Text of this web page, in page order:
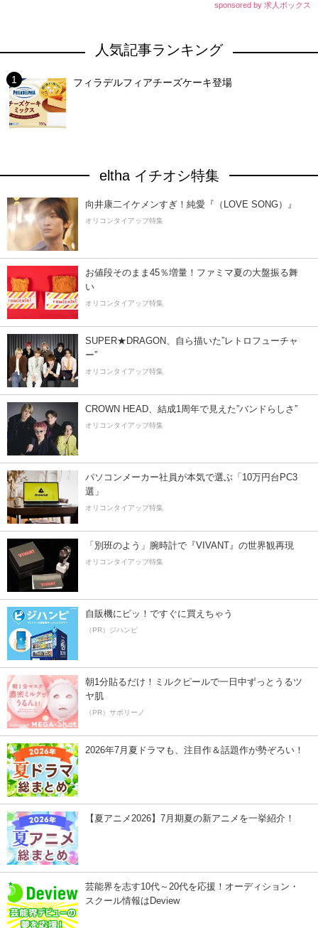
sponsored by 求人ボックス
人気記事ランキング
フィラデルフィアチーズケーキ登場
eltha イチオシ特集
向井康二イケメンすぎ！純愛『（LOVE SONG）』
オリコンタイアップ特集
お値段そのまま45％増量！ファミマ夏の大盤振る舞
い
オリコンタイアップ特集
SUPER★DRAGON、自ら描いた”レトロフューチャ
ー”
オリコンタイアップ特集
CROWN HEAD、結成1周年で見えた”バンドらしさ”
オリコンタイアップ特集
パソコンメーカー社員が本気で選ぶ「10万円台PC3
選」
オリコンタイアップ特集
「別班のよう」腕時計で『VIVANT』の世界観再現
オリコンタイアップ特集
自販機にピッ！ですぐに買えちゃう
（PR）ジハンピ
朝1分貼るだけ！ミルクピールで一日中ずっとうるツ
ヤ肌
（PR）サボリーノ
2026年7月夏ドラマも、注目作＆話題作が勢ぞろい！
【夏アニメ2026】7月期夏の新アニメを一挙紹介！
芸能界を志す10代～20代を応援！オーディション・
スクール情報はDeview